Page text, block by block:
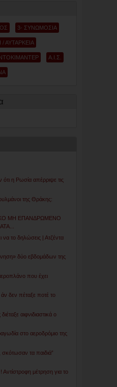
3- ΣΥΝΩΜΟΣΙΑ
ΑΥΤΑΡΚΕΙΑ
Α.Ι.Σ.
η Ρωσία απέρριψε τις
της Θράκης:
ΜΗ ΕΠΑΝΔΡΩΜΕΝΟ
να το δηλώσεις | Ατζέντα
δύο εβδομάδων της
που έχει
δεν πέταξε ποτέ το
αιφνιδιαστικά ο
στο αεροδρόμιο της
τα παιδιά”
Αντίστροφη μέτρηση για το